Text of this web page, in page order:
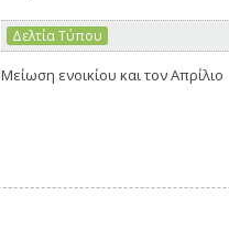
Δελτία Τύπου
Μείωση ενοικίου και τον Απρίλιο